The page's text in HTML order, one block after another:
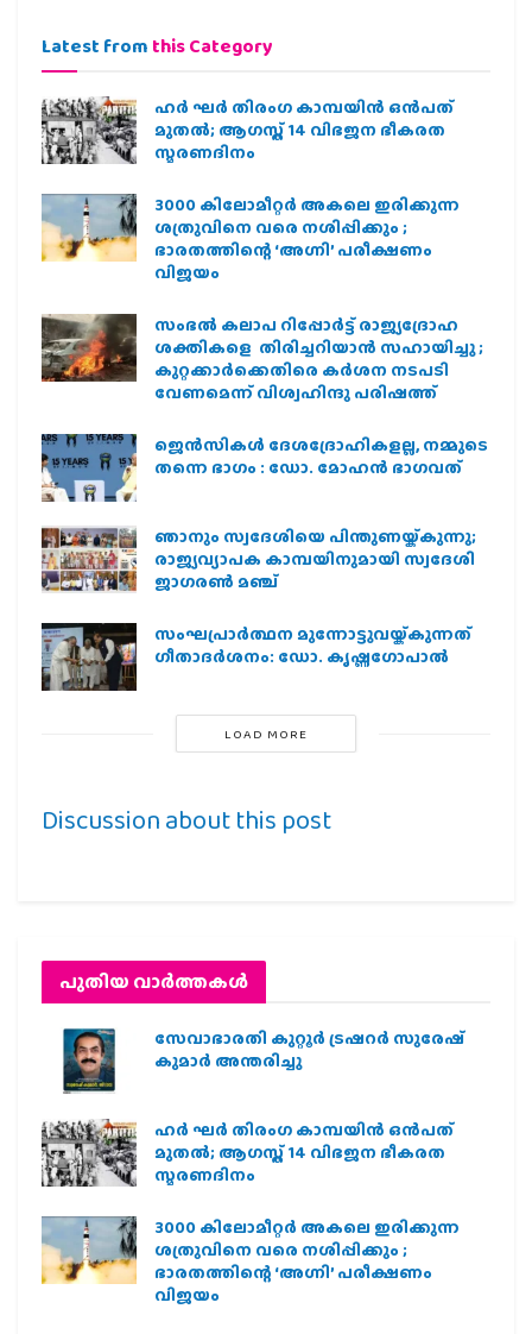
Latest from this Category
ഹര്‍ ഘര്‍ തിരംഗ കാമ്പയിന്‍ ഒന്‍പത്
മുതല്‍; ആഗസ്ത് 14 വിഭജന ഭീകരത
സ്മരണദിനം
3000 കിലോമീറ്റർ അകലെ ഇരിക്കുന്ന
ശത്രുവിനെ വരെ നശിപ്പിക്കും ;
ഭാരതത്തിന്റെ ‘അഗ്നി’ പരീക്ഷണം
വിജയം
സംഭൽ കലാപ റിപ്പോർട്ട് രാജ്യദ്രോഹ
ശക്തികളെ തിരിച്ചറിയാൻ സഹായിച്ചു ;
കുറ്റക്കാർക്കെതിരെ കർശന നടപടി
വേണമെന്ന് വിശ്വഹിന്ദു പരിഷത്ത്
ജെന്‍സികള്‍ ദേശദ്രോഹികളല്ല, നമ്മുടെ
തന്നെ ഭാഗം : ഡോ. മോഹന്‍ ഭാഗവത്
ഞാനും സ്വദേശിയെ പിന്തുണയ്ക്കുന്നു;
രാജ്യവ്യാപക കാമ്പയിനുമായി സ്വദേശി
ജാഗരണ്‍ മഞ്ച്
സംഘപ്രാര്‍ത്ഥന മുന്നോട്ടുവയ്ക്കുന്നത്
ഗീതാദര്‍ശനം: ഡോ. കൃഷ്ണഗോപാല്‍
LOAD MORE
Discussion about this post
പുതിയ വാര്‍ത്തകള്‍
സേവാഭാരതി കുറ്റൂർ ട്രഷറർ സുരേഷ്
കുമാർ അന്തരിച്ചു
ഹര്‍ ഘര്‍ തിരംഗ കാമ്പയിന്‍ ഒന്‍പത്
മുതല്‍; ആഗസ്ത് 14 വിഭജന ഭീകരത
സ്മരണദിനം
3000 കിലോമീറ്റർ അകലെ ഇരിക്കുന്ന
ശത്രുവിനെ വരെ നശിപ്പിക്കും ;
ഭാരതത്തിന്റെ ‘അഗ്നി’ പരീക്ഷണം
വിജയം